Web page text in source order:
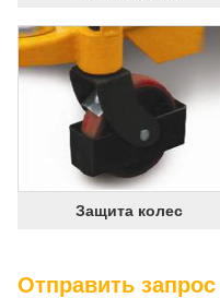
Защита колес
Отправить запрос